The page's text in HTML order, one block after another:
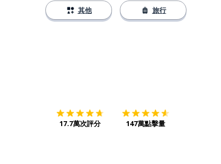
其他 旅行
17.7萬次評分 147萬點擊量